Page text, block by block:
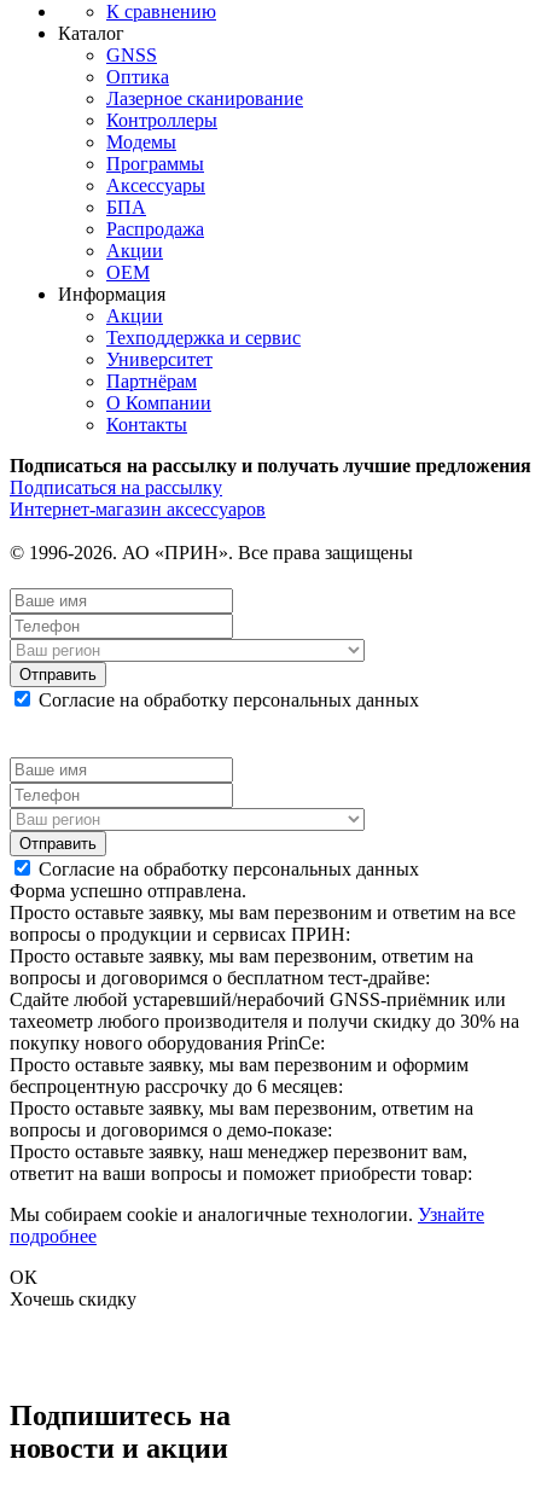
К сравнению
Каталог
GNSS
Оптика
Лазерное сканирование
Контроллеры
Модемы
Программы
Аксеcсуары
БПА
Распродажа
Акции
OEM
Информация
Акции
Техподдержка и сервис
Университет
Партнёрам
О Компании
Контакты
Подписаться на рассылку и получать лучшие предложения
Подписаться на рассылку
Интернет-магазин аксессуаров
© 1996-2026. АО «ПРИН». Все права защищены
Отправить
Согласие на обработку персональных данных
Отправить
Согласие на обработку персональных данных
Форма успешно отправлена.
Просто оставьте заявку, мы вам перезвоним и ответим на все
вопросы о продукции и сервисах ПРИН:
Просто оставьте заявку, мы вам перезвоним, ответим на
вопросы и договоримся о бесплатном тест-драйве:
Сдайте любой устаревший/нерабочий GNSS-приёмник или
тахеометр любого производителя и получи скидку до 30% на
покупку нового оборудования PrinCe:
Просто оставьте заявку, мы вам перезвоним и оформим
беспроцентную рассрочку до 6 месяцев:
Просто оставьте заявку, мы вам перезвоним, ответим на
вопросы и договоримся о демо-показе:
Просто оставьте заявку, наш менеджер перезвонит вам,
ответит на ваши вопросы и поможет приобрести товар:
Мы собираем cookie и аналогичные технологии. Узнайте
подробнее
ОК
Хочешь скидку
Подпишитесь на
новости и акции